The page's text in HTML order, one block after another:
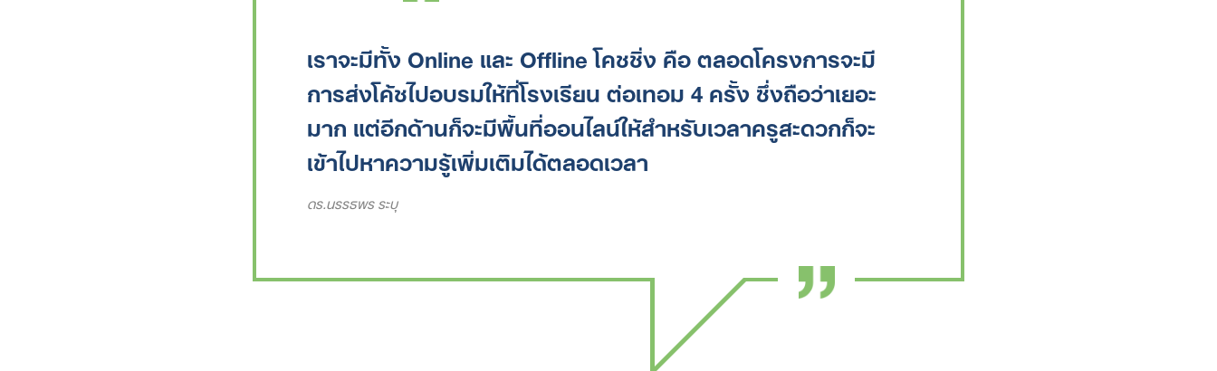
เราจะมีทั้ง Online และ Offline โคชชิ่ง คือ ตลอดโครงการจะมี
การส่งโค้ชไปอบรมให้ที่โรงเรียน ต่อเทอม 4 ครั้ง ซึ่งถือว่าเยอะ
มาก​ แต่อีกด้านก็จะมีพื้นที่ออนไลน์ให้สำหรับเวลาครูสะดวกก็จะ
เข้าไปหาความรู้เพิ่มเติมได้ตลอดเวลา
ดร.นรรธพร ระบุ